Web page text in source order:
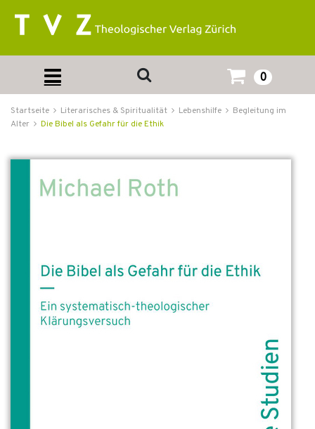
0
Startseite Literarisches & Spiritualität Lebenshilfe
Begleitung im
Alter
Die Bibel als Gefahr für die Ethik